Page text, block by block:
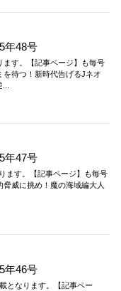
年48号
す。【記事ページ】も毎号
待つ！新時代告げるJネオ
年47号
ます。【記事ページ】も毎号
威に挑め！魔の海域編大人
年46号
となります。【記事ペー